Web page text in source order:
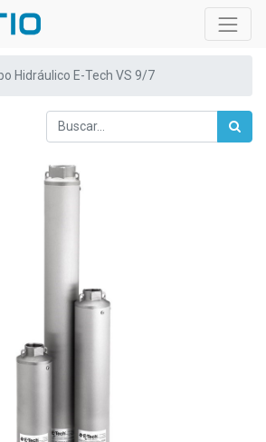
Hidráulico E-Tech VS 9/7